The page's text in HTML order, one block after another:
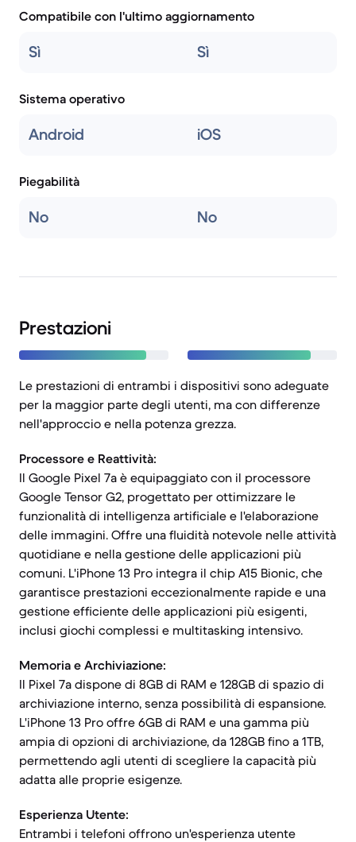
Compatibile con l'ultimo aggiornamento
Sì Sì
Sistema operativo
Android iOS
Piegabilità
No No
Prestazioni
Le prestazioni di entrambi i dispositivi sono adeguate
per la maggior parte degli utenti, ma con differenze
nell'approccio e nella potenza grezza.
Processore e Reattività:
Il Google Pixel 7a è equipaggiato con il processore
Google Tensor G2, progettato per ottimizzare le
funzionalità di intelligenza artificiale e l'elaborazione
delle immagini. Offre una fluidità notevole nelle attività
quotidiane e nella gestione delle applicazioni più
comuni. L'iPhone 13 Pro integra il chip A15 Bionic, che
garantisce prestazioni eccezionalmente rapide e una
gestione efficiente delle applicazioni più esigenti,
inclusi giochi complessi e multitasking intensivo.
Memoria e Archiviazione:
Il Pixel 7a dispone di 8GB di RAM e 128GB di spazio di
archiviazione interno, senza possibilità di espansione.
L'iPhone 13 Pro offre 6GB di RAM e una gamma più
ampia di opzioni di archiviazione, da 128GB fino a 1TB,
permettendo agli utenti di scegliere la capacità più
adatta alle proprie esigenze.
Esperienza Utente:
Entrambi i telefoni offrono un'esperienza utente